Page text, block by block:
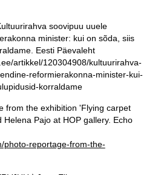
soovipuu uuele
minister: kui on sõda, siis
Eesti Päevaleht
artikkel/120304908/kultuurirahva-
reformierakonna-minister-kui-
korraldame
from the exhibition 'Flying carpet
Pajo at HOP gallery. Echo
photo-reportage-from-the-